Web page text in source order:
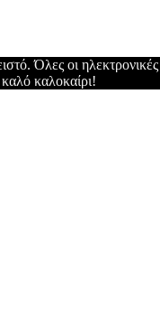
Όλες οι
καλοκαίρι!